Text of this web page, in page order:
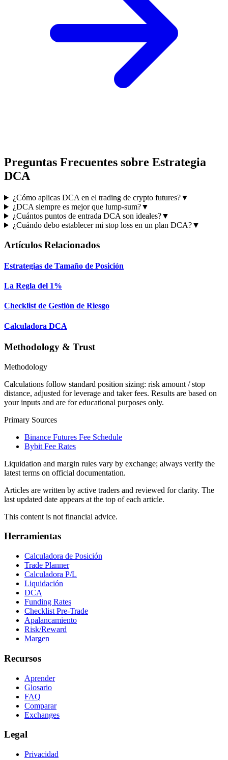
Preguntas Frecuentes sobre Estrategia
DCA
¿Cómo aplicas DCA en el trading de crypto futures?▼
¿DCA siempre es mejor que lump-sum?▼
¿Cuántos puntos de entrada DCA son ideales?▼
¿Cuándo debo establecer mi stop loss en un plan DCA?▼
Artículos Relacionados
Estrategias de Tamaño de Posición
La Regla del 1%
Checklist de Gestión de Riesgo
Calculadora DCA
Methodology & Trust
Methodology
Calculations follow standard position sizing: risk amount / stop
distance, adjusted for leverage and taker fees. Results are based on
your inputs and are for educational purposes only.
Primary Sources
Binance Futures Fee Schedule
Bybit Fee Rates
Liquidation and margin rules vary by exchange; always verify the
latest terms on official documentation.
Articles are written by active traders and reviewed for clarity. The
last updated date appears at the top of each article.
This content is not financial advice.
Herramientas
Calculadora de Posición
Trade Planner
Calculadora P/L
Liquidación
DCA
Funding Rates
Checklist Pre-Trade
Apalancamiento
Risk/Reward
Margen
Recursos
Aprender
Glosario
FAQ
Comparar
Exchanges
Legal
Privacidad